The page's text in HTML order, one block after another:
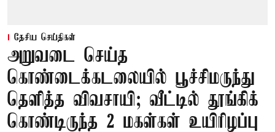
தேசிய செய்திகள்
அறுவடை செய்த
கொண்டைக்கடலையில் பூச்சிமருந்து
தெளித்த விவசாயி; வீட்டில் தூங்கிக்
கொண்டிருந்த 2 மகள்கள் உயிரிழப்பு